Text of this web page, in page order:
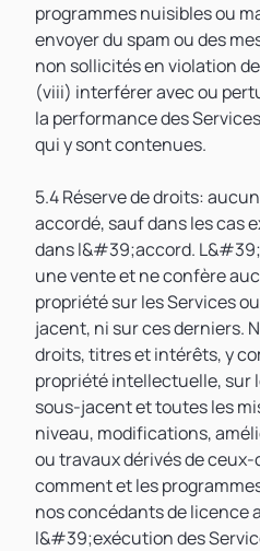
programmes nuisibles ou
envoyer du spam ou des
non sollicités en violation
(viii) interférer avec ou
la performance des
qui y sont contenues.
5.4 Réserve de droits:
accordé, sauf dans les cas
dans l&#39;accord.
une vente et ne confère
propriété sur les Services
jacent, ni sur ces derniers.
droits, titres et intérêts, y
propriété intellectuelle, sur
sous-jacent et toutes les
niveau, modifications,
ou travaux dérivés de
comment et les
nos concédants de licence
l&#39;exécution des